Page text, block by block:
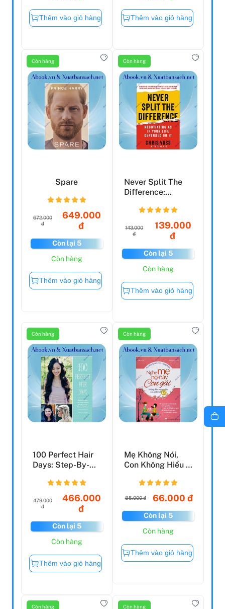
Thêm vào giỏ hàng Thêm vào giỏ hàng
Còn hàng
Spare
672.000
đ
649.000
đ
Còn lại 5
Còn hàng
Thêm vào giỏ hàng
Còn hàng
Never Split The
Difference:
Your...
143.000
đ
139.000
đ
Còn lại 5
Còn hàng
Thêm vào giỏ hàng
Còn hàng
100 Perfect Hair
Days: Step-By-
Wa...
479.000
đ
466.000
đ
Còn lại 5
Còn hàng
Thêm vào giỏ hàng
Còn hàng
Mẹ Không Nói,
Con Không Hiểu -
Gái...
85.000 đ 66.000 đ
Còn lại 5
Còn hàng
Thêm vào giỏ hàng
Còn hàng Còn hàng